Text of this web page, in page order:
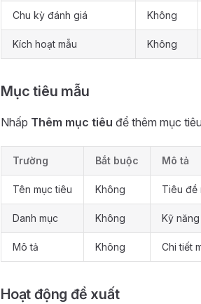
Chu kỳ đánh giá Không
Kích hoạt mẫu Không
Mục tiêu mẫu
Nhấp Thêm mục tiêu để thêm mục
Trường Bắt buộc Mô tả
Tên mục tiêu Không Tiêu đề
Danh mục Không Kỹ
Mô tả Không Chi tiết
Hoạt động đề xuất